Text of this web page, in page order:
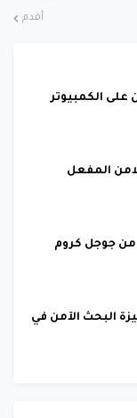
أقدم
على الكمبيوتر
المفعل
من جوجل كروم
البحث الآمن في